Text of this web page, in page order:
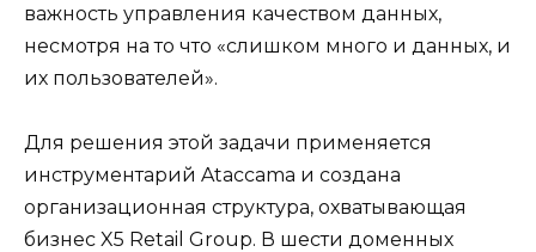
важность управления качеством данных,
несмотря на то что «слишком много и данных, и
их пользователей».
Для решения этой задачи применяется
инструментарий Ataccama и создана
организационная структура, охватывающая
бизнес X5 Retail Group. В шести доменных